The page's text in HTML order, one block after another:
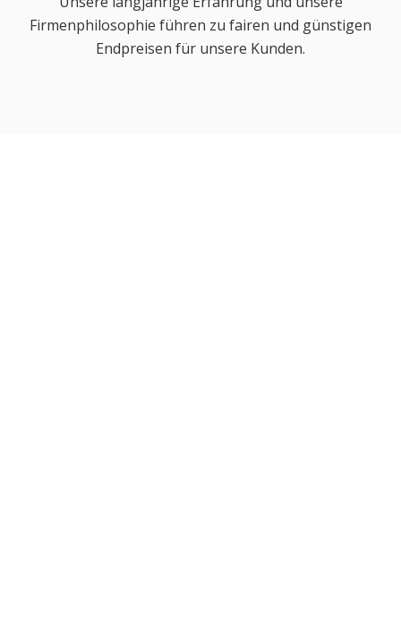
Firmenphilosophie führen zu fairen und günstigen
Endpreisen für unsere Kunden.